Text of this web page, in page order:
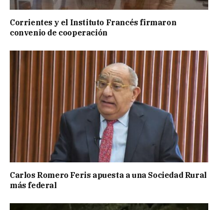
Corrientes y el Instituto Francés firmaron
convenio de cooperación
Carlos Romero Feris apuesta a una Sociedad Rural
más federal